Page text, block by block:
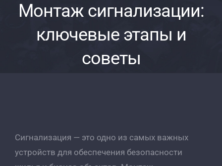
Монтаж сигнализации:
ключевые этапы и
советы
Сигнализация — это одно из самых важных
устройств для обеспечения безопасности